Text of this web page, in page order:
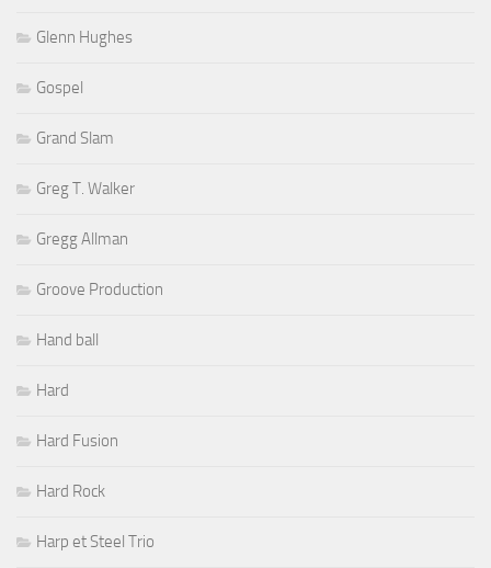
Glenn Hughes
Gospel
Grand Slam
Greg T. Walker
Gregg Allman
Groove Production
Hand ball
Hard
Hard Fusion
Hard Rock
Harp et Steel Trio